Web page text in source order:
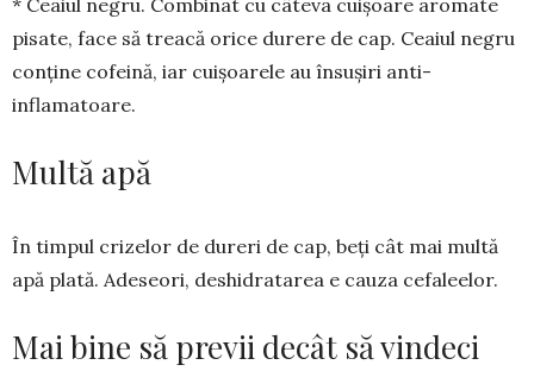
* Ceaiul negru. Combinat cu câteva cuișoare aro­mate
pisate, face să treacă orice durere de cap. Cea­iul negru
conține cofeină, iar cuișoarele au însu­șiri anti-
inflamatoare.
Multă apă
În timpul crizelor de dureri de cap, beți cât mai mul­tă
apă plată. Adeseori, deshidratarea e cauza ce­fa­­leelor.
Mai bine să previi decât să vindeci